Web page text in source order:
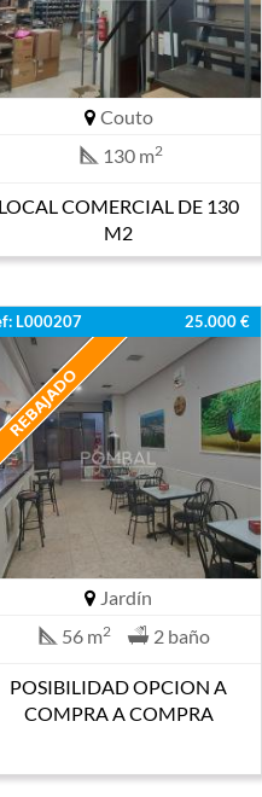
Couto
130 m2
LOCAL COMERCIAL DE 130
M2
L000207 25.000 €
Jardín
56 m2 2 baño
POSIBILIDAD OPCION A
COMPRA A COMPRA